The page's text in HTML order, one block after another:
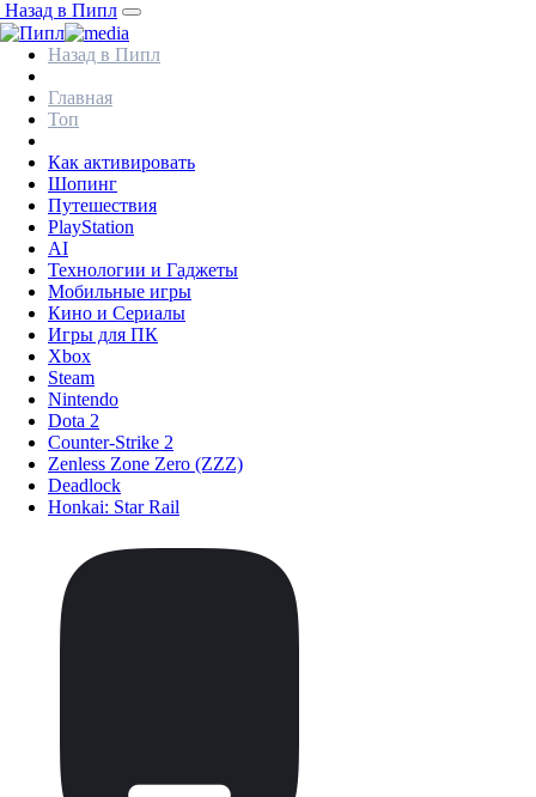
Назад в Пипл
Назад в Пипл
Главная
Топ
Как активировать
Шопинг
Путешествия
PlayStation
AI
Технологии и Гаджеты
Мобильные игры
Кино и Сериалы
Игры для ПК
Xbox
Steam
Nintendo
Dota 2
Counter-Strike 2
Zenless Zone Zero (ZZZ)
Deadlock
Honkai: Star Rail